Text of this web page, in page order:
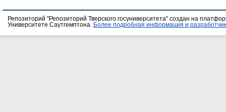
Репозиторий "Репозиторий Тверского госуниверситета" создан на
Университете Саутгемптона. Более подробная информация и